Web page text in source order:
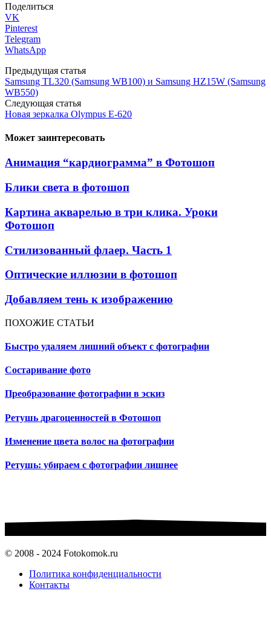
Поделиться
VK
Pinterest
Telegram
WhatsApp
Предыдущая статья
Samsung TL320 (Samsung WB100) и Samsung HZ15W (Samsung
WB550)
Следующая статья
Новая зеркалка Olympus E-620
Может заинтересовать
Анимация “кардиограмма” в Фотошоп
Блики света в фотошоп
Картина акварелью в три клика. Уроки
Фотошоп
Стилизованный флаер. Часть 1
Оптические иллюзии в фотошоп
Добавляем тень к изображению
ПОХОЖИЕ СТАТЬИ
Быстро удаляем лишний объект с фотографии
Состаривание фото
Преобразование фотографии в эскиз
Ретушь драгоценностей в Фотошоп
Изменение цвета волос на фотографии
Ретушь: убираем с фотографии лишнее
© 2008 - 2024 Fotokomok.ru
Политика конфиденциальности
Контакты